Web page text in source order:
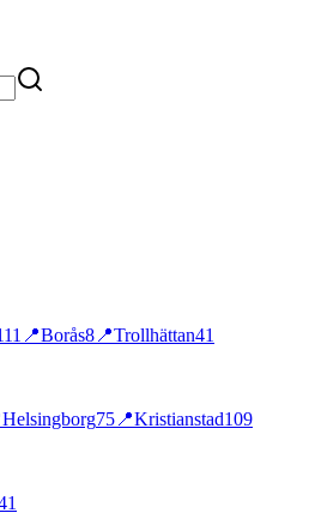
📍Borås8 📍Trollhättan41
Helsingborg75 📍Kristianstad109